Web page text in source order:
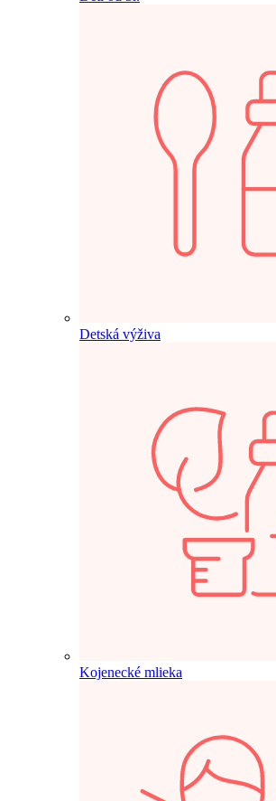
Detská výživa
Kojenecké mlieka